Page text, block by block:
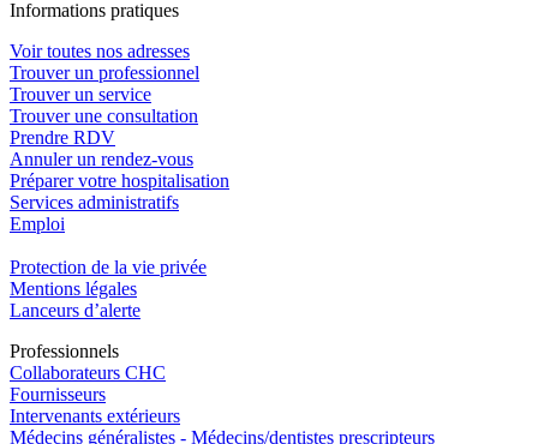
Informations pratiques
Voir toutes nos adresses
Trouver un professionnel
Trouver un service
Trouver une consultation
Prendre RDV
Annuler un rendez-vous
Préparer votre hospitalisation
Services administratifs
Emploi​
Protection de la vie privée
Mentions légales
Lanceurs d’alerte
Professionnels
Collaborateurs CHC
Fournisseurs
Intervenants extérieurs
Médecins généralistes - Médecins/dentistes prescripteurs